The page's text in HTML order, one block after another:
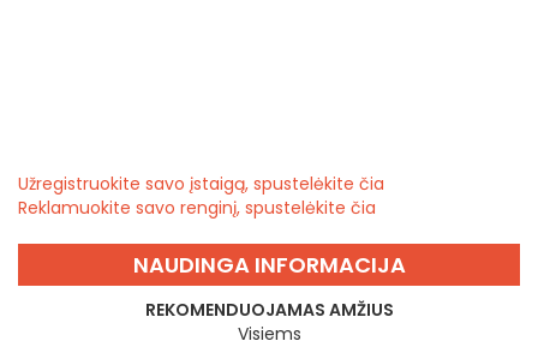
Užregistruokite savo įstaigą, spustelėkite čia
Reklamuokite savo renginį, spustelėkite čia
NAUDINGA INFORMACIJA
REKOMENDUOJAMAS AMŽIUS
Visiems